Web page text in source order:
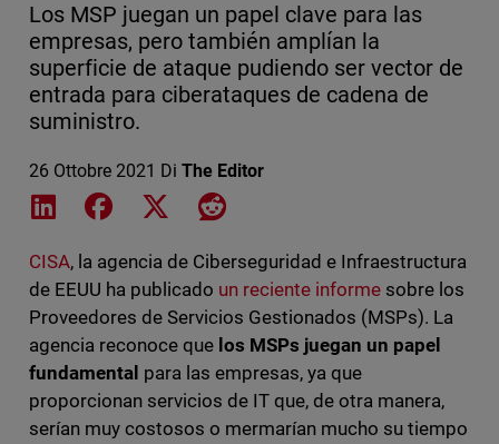
Los MSP juegan un papel clave para las
empresas, pero también amplían la
superficie de ataque pudiendo ser vector de
entrada para ciberataques de cadena de
suministro.
26 Ottobre 2021 Di The Editor
Share on LinkedIn
Share on Facebook
Share on XShare on Reddit
CISA, la agencia de Ciberseguridad e Infraestructura
de EEUU ha publicado un reciente informe sobre los
Proveedores de Servicios Gestionados (MSPs). La
agencia reconoce que los MSPs juegan un papel
fundamental para las empresas, ya que
proporcionan servicios de IT que, de otra manera,
serían muy costosos o mermarían mucho su tiempo